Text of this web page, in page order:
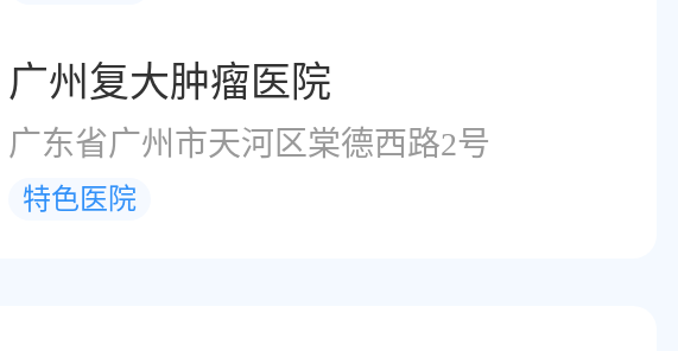
广州复大肿瘤医院
广东省广州市天河区棠德西路2号
特色医院